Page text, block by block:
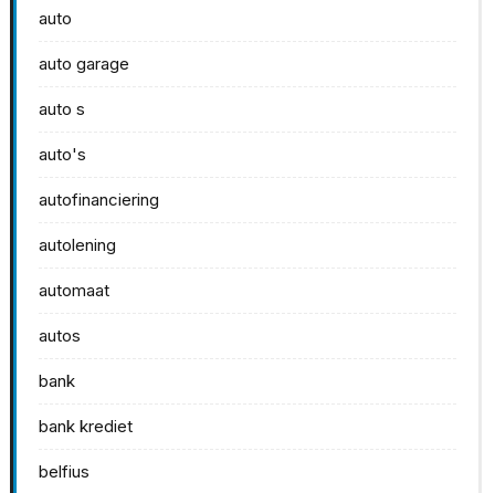
auto
auto garage
auto s
auto's
autofinanciering
autolening
automaat
autos
bank
bank krediet
belfius